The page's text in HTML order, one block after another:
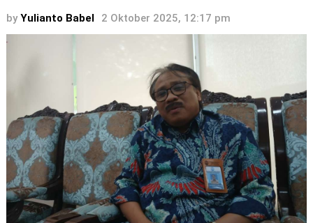
by Yulianto Babel 2 Oktober 2025, 12:17 pm